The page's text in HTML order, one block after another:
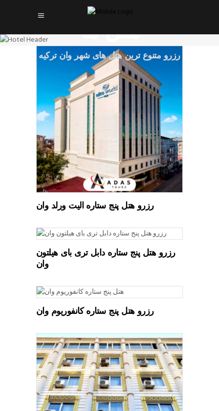
هتل ها
رزرو متنوع ترین هتل های شهر وان ترکیه
READ MORE
رزرو هتل پنج ستاره الیت ورلد وان
رزرو هتل پنج ستاره دابل تری بای هیلتون
وان
رزرو هتل پنج ستاره کانفوریوم وان
READ MORE